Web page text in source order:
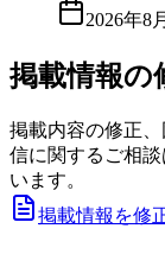
2026年8
掲載情報の
掲載内容の修正
信に関するご相
います。
掲載情報を修